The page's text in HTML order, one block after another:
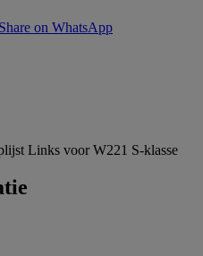
Share on WhatsAppShare
Links voor W221 S-klasse